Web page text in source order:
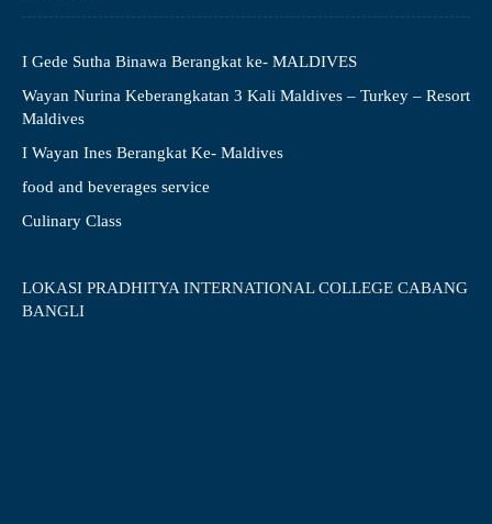
I Gede Sutha Binawa Berangkat ke- MALDIVES
Wayan Nurina Keberangkatan 3 Kali Maldives – Turkey – Resort
Maldives
I Wayan Ines Berangkat Ke- Maldives
food and beverages service
Culinary Class
LOKASI PRADHITYA INTERNATIONAL COLLEGE CABANG
BANGLI